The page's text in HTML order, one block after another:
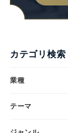
カテゴリ検索
業種
テーマ